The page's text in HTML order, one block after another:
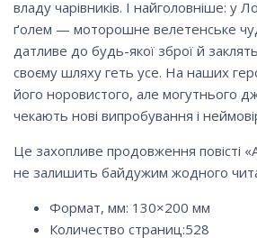
владу чарівників. І найголовніше: у
ґолем — моторошне велетенське
датливе до будь-якої зброї й
своєму шляху геть усе. На наших
його норовистого, але могутнього
чекають нові випробування і
Це захоп­ливе продовження повісті
не зали­шить бай­дужим жодного
Формат, мм: 130×200 мм
Количество страниц:528